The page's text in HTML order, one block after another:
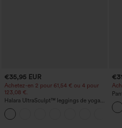
€35,95 EUR
Achetez-en 2 pour 61,54 € ou 4 pour
123,08 €.
Halara UltraSculpt™ leggings de yoga
taille haute, gainants avec contrôle du
ventre, coupe bootcut, à poches